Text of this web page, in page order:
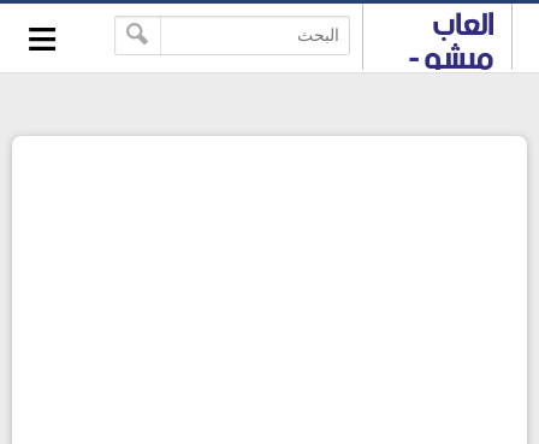
--> العاب
ميشو -
العاب
HTML 5
والعاب
≡